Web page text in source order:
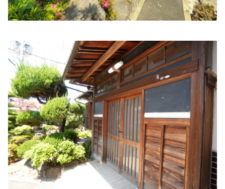
住所:和歌山県和歌山市湊本町３丁目４−１ マップで見る
医療法人 橋本病院
住所:和歌山県和歌山市堀止南ノ丁４−３１ マップで見る
得津医院
住所:和歌山県和歌山市新大工町７ マップで見る
古梅記念病院
住所:和歌山県和歌山市新生町５−３７ マップで見る
児玉病院
住所:和歌山県和歌山市友田町４丁目130番地 アトラスタワ
ー和歌山 マップで見る
社会福祉法人恩賜会 済生会和歌山病院